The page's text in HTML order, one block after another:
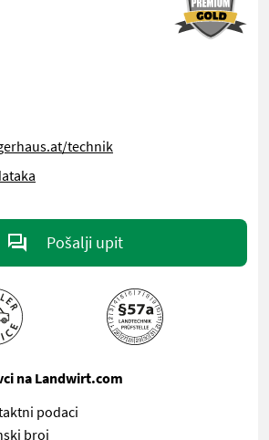
technik
Pošalji upit
na Landwirt.com
podaci
broj